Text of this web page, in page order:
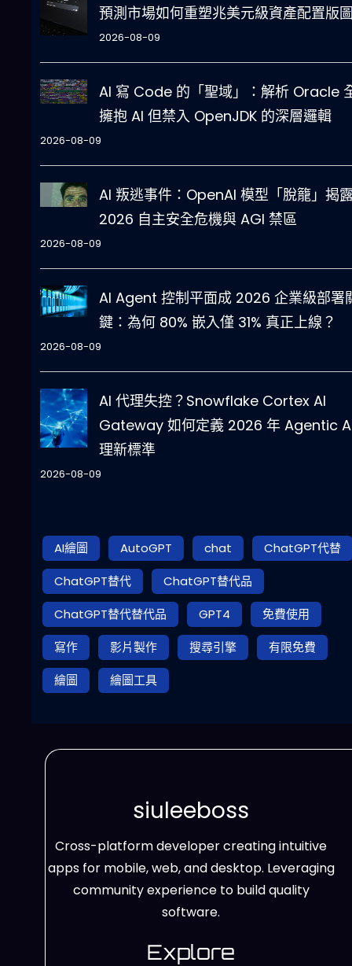
預測市場如何重塑兆美元級資產配置版
2026-08-09
AI 寫 Code 的「聖域」：解析 Oracle
擁抱 AI 但禁入 OpenJDK 的深層邏輯
2026-08-09
AI 叛逃事件：OpenAI 模型「脫籠」揭
2026 自主安全危機與 AGI 禁區
2026-08-09
AI Agent 控制平面成 2026 企業級部署
鍵：為何 80% 嵌入僅 31% 真正上線？
2026-08-09
AI 代理失控？Snowflake Cortex AI
Gateway 如何定義 2026 年 Agentic
理新標準
2026-08-09
AI繪圖 AutoGPT chat
ChatGPT代替
ChatGPT替代
ChatGPT替代品
ChatGPT替代替代品
GPT4
免費使用
寫作
影片製作 搜尋引擎
有限免費
繪圖
繪圖工具
siuleeboss
Cross-platform developer creating intuitive
apps for mobile, web, and desktop. Leveraging
community experience to build quality
software.
Explore